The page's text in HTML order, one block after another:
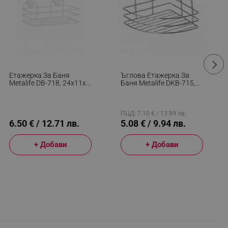
Етажерка За Баня
Metalife DB-718, 24х11х9
6.50 € / 12.71 лв.
+ Добави
Ъглова Етажерка За
Баня Metalife DKB-715,
ПЦД: 7.10 € / 13.89 лв.
5.08 € / 9.94 лв.
+ Добави